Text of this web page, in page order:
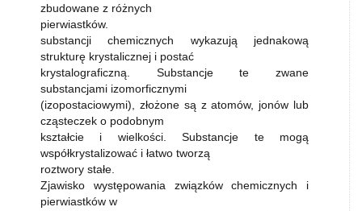
zbudowane z różnych
pierwiastków.
substancji chemicznych wykazują jednakową
strukturę krystalicznej i postać
krystalograficzną. Substancje te zwane
substancjami izomorficznymi
(izopostaciowymi), złożone są z atomów, jonów lub
cząsteczek o podobnym
kształcie i wielkości. Substancje te mogą
współkrystalizować i łatwo tworzą
roztwory stałe.
Zjawisko występowania związków chemicznych i
pierwiastków w